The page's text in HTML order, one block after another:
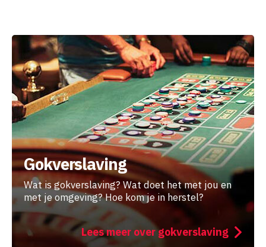
Gokverslaving
Wat is gokverslaving? Wat doet het met jou en
met je omgeving? Hoe kom je in herstel?
Lees meer over gokverslaving